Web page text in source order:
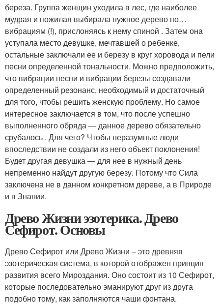
береза. Группа женщин уходила в лес, где наиболее
мудрая и пожилая выбирала нужное дерево по…
вибрациям (!), прислоняясь к нему спиной . Затем она
уступала место девушке, мечтавшей о ребенке,
остальные заключали ее и березу в круг хоровода и пели
песни определенной тональности. Можно предположить,
что вибрации песни и вибрации березы создавали
определенный резонанс, необходимый и достаточный
для того, чтобы решить женскую проблему. Но самое
интересное заключается в том, что после успешно
выполненного обряда — данное дерево обязательно
срубалось . Для чего? Чтобы неразумные люди
впоследствии не создали из него объект поклонения!
Будет другая девушка — для нее в нужный день
непременно найдут другую березу. Потому что Сила
заключена не в данном конкретном дереве, а в Природе
и в Знании.
Древо Жизни эзотерика. Древо
Сефирот. Основы
Древо Сефирот или Древо Жизни – это древняя
эзотерическая система, в которой отображен принцип
развития всего Мироздания. Оно состоит из 10 Сефирот,
которые последовательно эманируют друг из друга
подобно тому, как заполняются чаши фонтана.